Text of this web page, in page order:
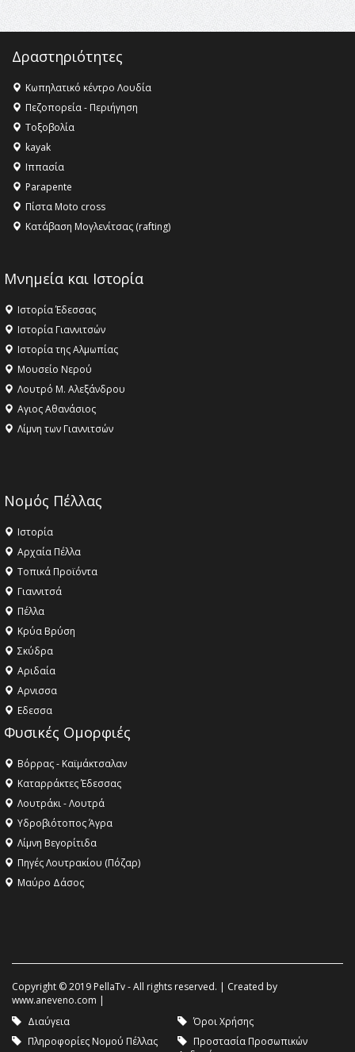
16:18 -
ΕΝΟΡΙΑΚΕΣ ΚΑΛΟΚΑΙΡΙΝΕΣ ΔΡΑΣΕΙΣ ΓΙΑ ΠΑΙΔΙΑ
ΣΤΗΝ ΕΔΕΣΣΑ
Δραστηριότητες
Κωπηλατικό κέντρο Λουδία
Πεζοπορεία - Περιήγηση
Τοξοβολία
kayak
Ιππασία
Parapente
Πίστα Moto cross
Κατάβαση Μογλενίτσας (rafting)
Μνημεία και Ιστορία
Ιστορία Έδεσσας
Ιστορία Γιαννιτσών
Ιστορία της Αλμωπίας
Μουσείο Νερού
Λουτρό Μ. Αλεξάνδρου
Αγιος Αθανάσιος
Λίμνη των Γιαννιτσών
Νομός Πέλλας
Ιστορία
Αρχαία Πέλλα
Τοπικά Προϊόντα
Γιαννιτσά
Πέλλα
Κρύα Βρύση
Σκύδρα
Αριδαία
Aρνισσα
Eδεσσα
Φυσικές Ομορφιές
Βόρρας - Καϊμάκτσαλαν
Καταρράκτες Έδεσσας
Λουτράκι - Λουτρά
Υδροβιότοπος Άγρα
Λίμνη Βεγορίτιδα
Πηγές Λουτρακίου (Πόζαρ)
Μαύρο Δάσος
Copyright © 2019 PellaTv - All rights reserved. | Created by
www.aneveno.com |
Διαύγεια
Όροι Χρήσης
Πληροφορίες Νομού Πέλλας
Προστασία Προσωπικών